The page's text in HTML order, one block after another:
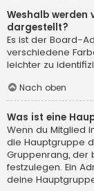
Weshalb werden
dargestellt?
Es ist der Board-
verschiedene
leichter zu
Nach oben
Was ist eine
Wenn du Mitglied
die Hauptgruppe
Gruppenrang, der
festzulegen. Ein
deine